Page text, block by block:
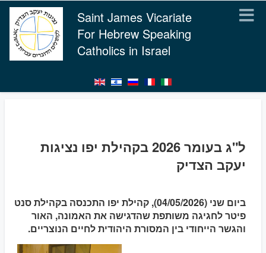
Saint James Vicariate
For Hebrew Speaking
Catholics in Israel
ל"ג בעומר 2026 בקהילת יפו נציגות
יעקב הצדיק
ביום שני (04/05/2026), קהילת יפו התכנסה בקהילת סנט
פיטר לחגיגה משותפת שהדגישה את האמונה, האור
והגשר הייחודי בין המסורת היהודית לחיים הנוצריים.